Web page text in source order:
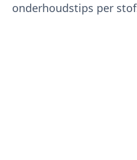
onderhoudstips per